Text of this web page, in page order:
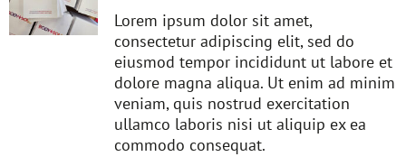
Lorem ipsum dolor sit amet,
consectetur adipiscing elit, sed do
eiusmod tempor incididunt ut labore et
dolore magna aliqua. Ut enim ad minim
veniam, quis nostrud exercitation
ullamco laboris nisi ut aliquip ex ea
commodo consequat.